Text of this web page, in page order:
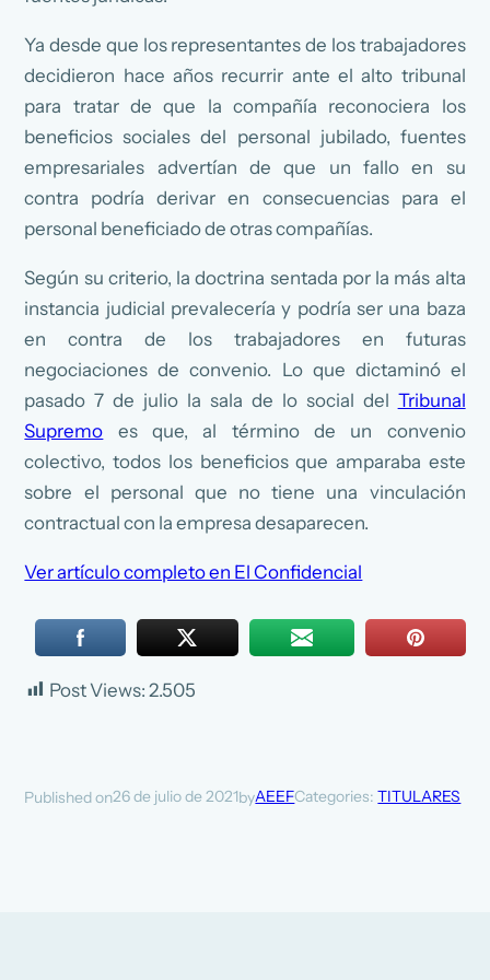
Ya desde que los representantes de los trabajadores
decidieron hace años recurrir ante el alto tribunal
para tratar de que la compañía reconociera los
beneficios sociales del personal jubilado, fuentes
empresariales advertían de que un fallo en su
contra podría derivar en consecuencias para el
personal beneficiado de otras compañías.
Según su criterio, la doctrina sentada por la más alta
instancia judicial prevalecería y podría ser una baza
en contra de los trabajadores en futuras
negociaciones de convenio. Lo que dictaminó el
pasado 7 de julio la sala de lo social del Tribunal
Supremo es que, al término de un convenio
colectivo, todos los beneficios que amparaba este
sobre el personal que no tiene una vinculación
contractual con la empresa desaparecen.
Ver artículo completo en El Confidencial
Post Views: 2.505
Published on26 de julio de 2021byAEEFCategories:TITULARES